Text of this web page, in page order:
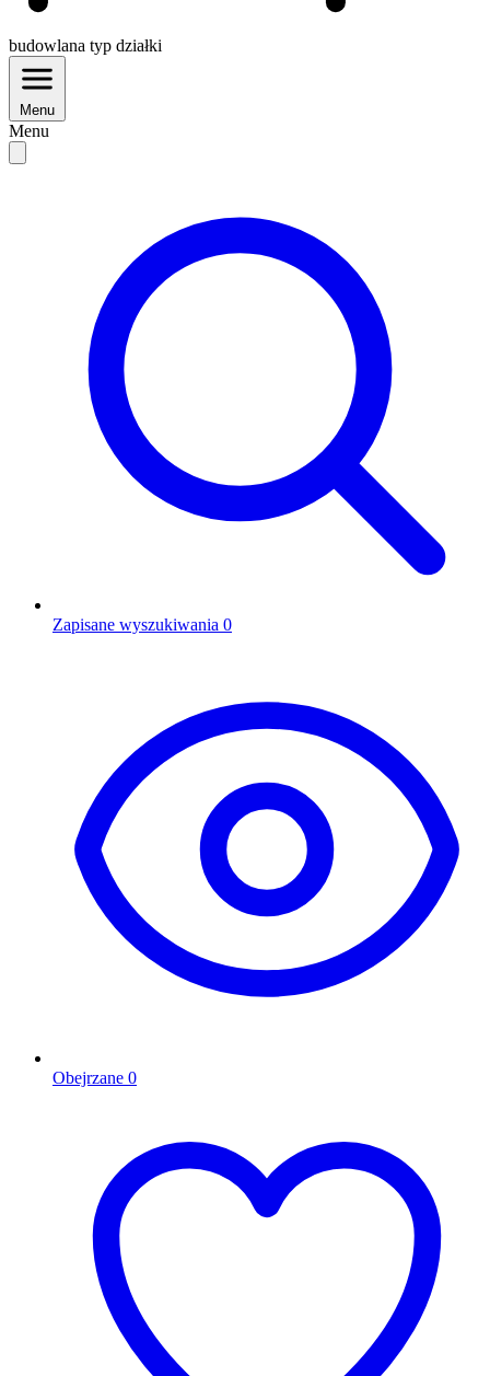
budowlana typ działki
Menu
Menu
Zapisane wyszukiwania 0
Obejrzane 0